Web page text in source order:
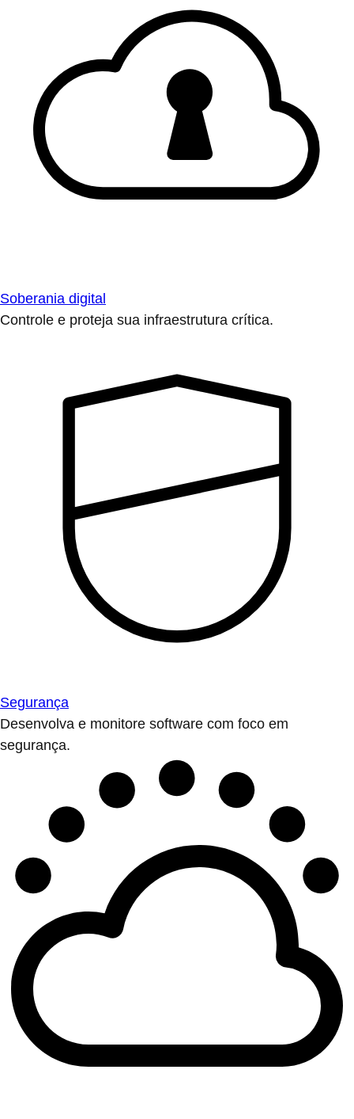
Soberania digital
Controle e proteja sua infraestrutura crítica.
Segurança
Desenvolva e monitore software com foco em
segurança.